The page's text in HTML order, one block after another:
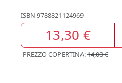
ISBN 9788821124969
13,30 €
PREZZO COPERTINA:14,00 €